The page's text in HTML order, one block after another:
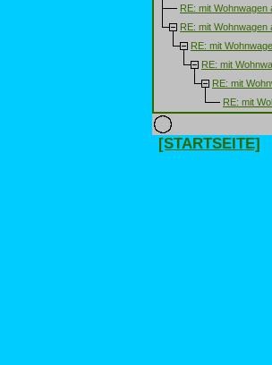
RE: mit Wohnwagen
RE: mit Wohnwagen
RE: mit
RE: mit
RE: mit
RE: mit
[STARTSEITE]